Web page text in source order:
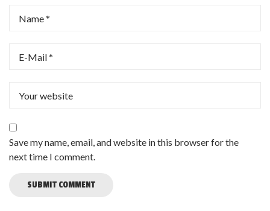
Save my name, email, and website in this browser for the
next time I comment.